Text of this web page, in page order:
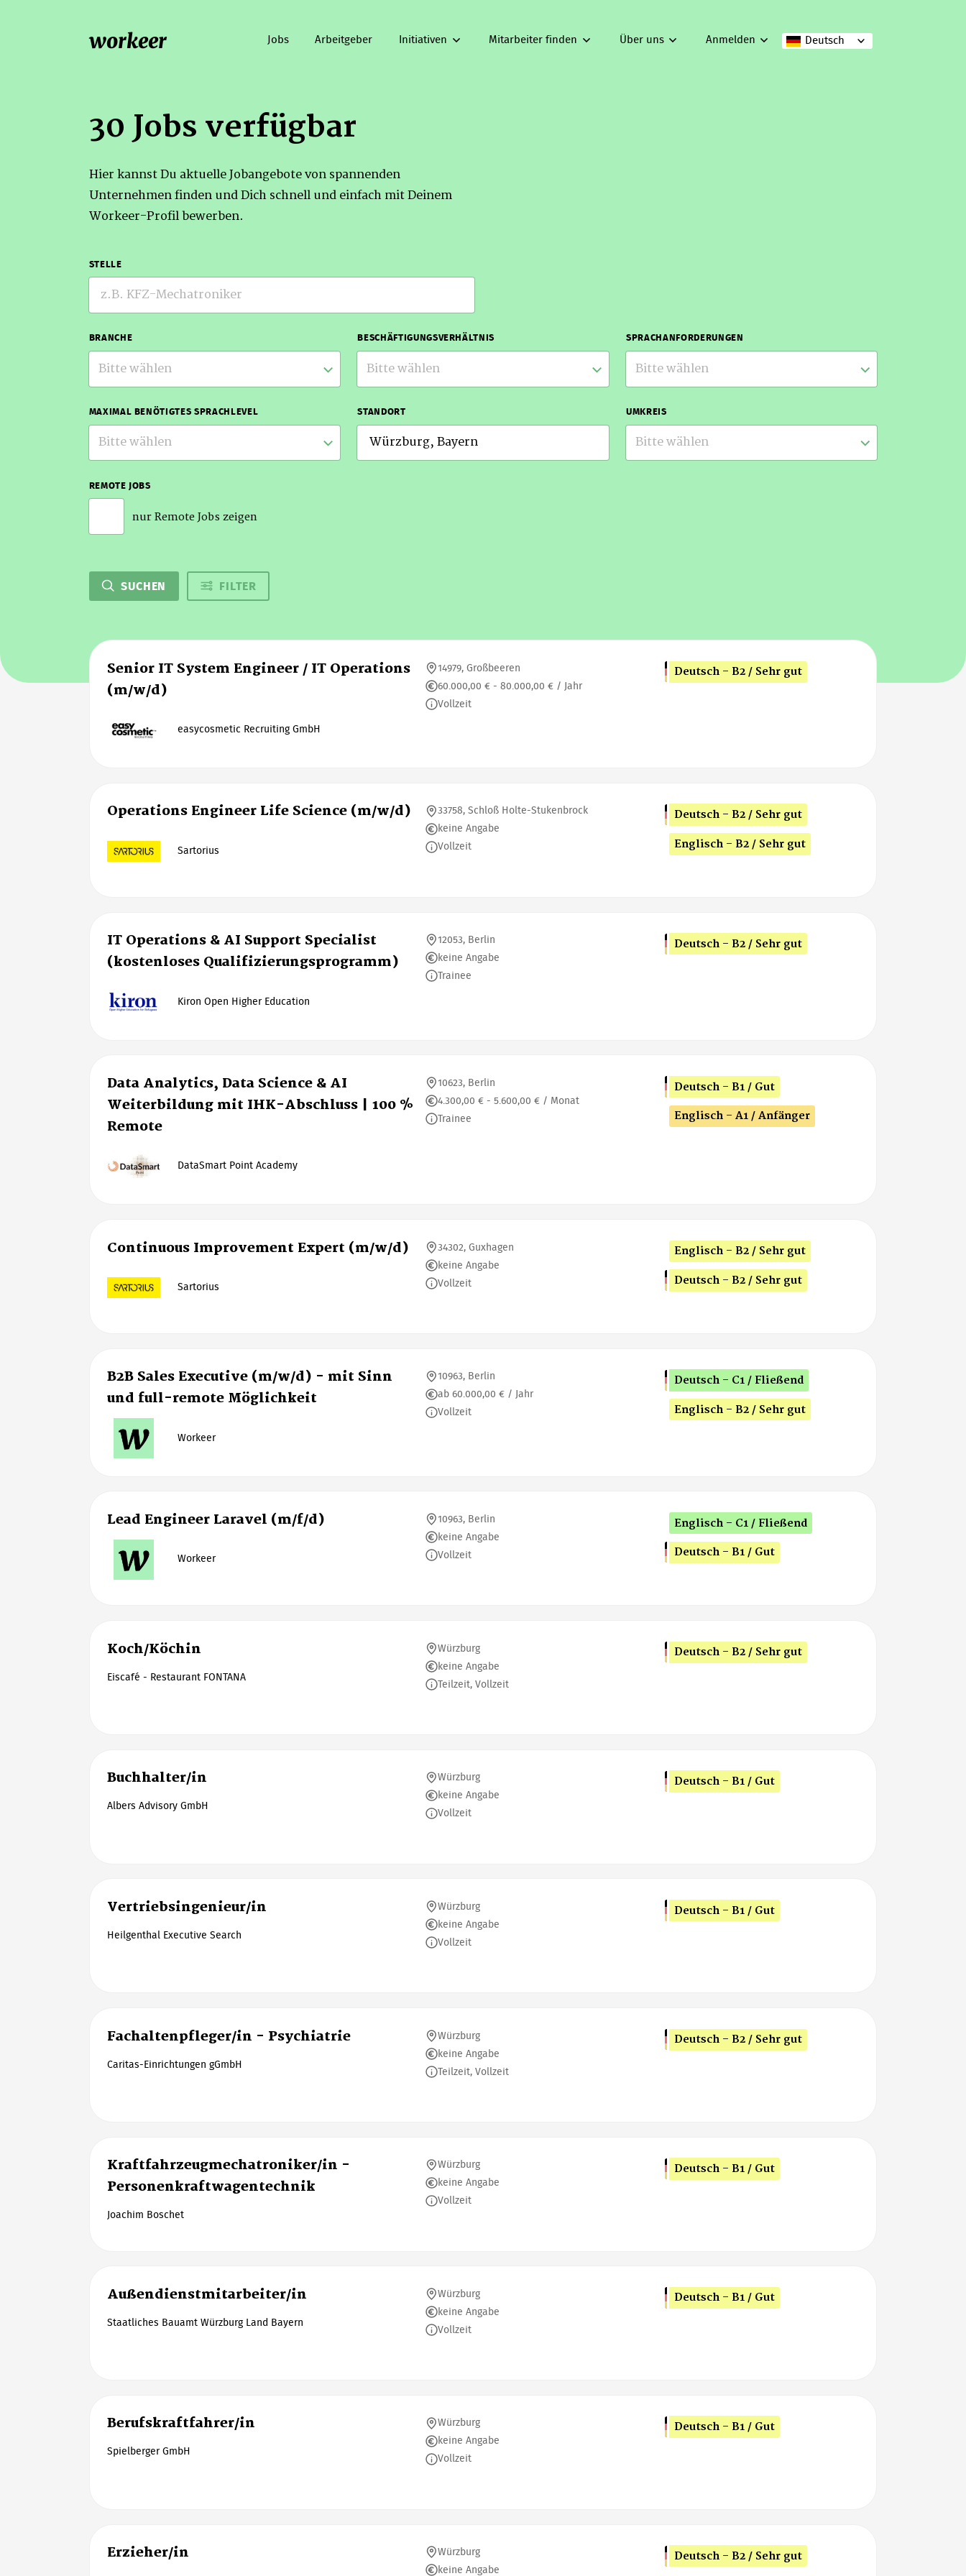
workeer Deutsch
Jobs Arbeitgeber Initiativen Mitarbeiter finden Über uns Anmelden
30 Jobs verfügbar
Hier kannst Du aktuelle Jobangebote von spannenden
Unternehmen finden und Dich schnell und einfach mit Deinem
Workeer-Profil bewerben.
STELLE
BRANCHE
Bitte wählen
BESCHÄFTIGUNGSVERHÄLTNIS
Bitte wählen
SPRACHANFORDERUNGEN
Bitte wählen
MAXIMAL BENÖTIGTES SPRACHLEVEL
Bitte wählen
STANDORT UMKREIS
Bitte wählen
REMOTE JOBS
nur Remote Jobs zeigen
SUCHEN FILTER
Senior IT System Engineer / IT Operations
(m/w/d)
easycosmetic Recruiting GmbH
14979, Großbeeren
60.000,00 € - 80.000,00 € / Jahr
Vollzeit
Deutsch - B2 / Sehr gut
Operations Engineer Life Science (m/w/d)
Sartorius
33758, Schloß Holte-Stukenbrock
keine Angabe
Vollzeit
Deutsch - B2 / Sehr gut
Englisch - B2 / Sehr gut
IT Operations & AI Support Specialist
(kostenloses Qualifizierungsprogramm)
Kiron Open Higher Education
12053, Berlin
keine Angabe
Trainee
Deutsch - B2 / Sehr gut
Data Analytics, Data Science & AI
Weiterbildung mit IHK-Abschluss | 100 %
Remote
DataSmart Point Academy
10623, Berlin
4.300,00 € - 5.600,00 € / Monat
Trainee
Deutsch - B1 / Gut
Englisch - A1 / Anfänger
Continuous Improvement Expert (m/w/d)
Sartorius
34302, Guxhagen
keine Angabe
Vollzeit
Englisch - B2 / Sehr gut
Deutsch - B2 / Sehr gut
B2B Sales Executive (m/w/d) - mit Sinn
und full-remote Möglichkeit
Workeer
10963, Berlin
ab 60.000,00 € / Jahr
Vollzeit
Deutsch - C1 / Fließend
Englisch - B2 / Sehr gut
Lead Engineer Laravel (m/f/d)
Workeer
10963, Berlin
keine Angabe
Vollzeit
Englisch - C1 / Fließend
Deutsch - B1 / Gut
Koch/Köchin
Eiscafé - Restaurant FONTANA
Würzburg
keine Angabe
Teilzeit, Vollzeit
Deutsch - B2 / Sehr gut
Buchhalter/in
Albers Advisory GmbH
Würzburg
keine Angabe
Vollzeit
Deutsch - B1 / Gut
Vertriebsingenieur/in
Heilgenthal Executive Search
Würzburg
keine Angabe
Vollzeit
Deutsch - B1 / Gut
Fachaltenpfleger/in - Psychiatrie
Caritas-Einrichtungen gGmbH
Würzburg
keine Angabe
Teilzeit, Vollzeit
Deutsch - B2 / Sehr gut
Kraftfahrzeugmechatroniker/in -
Personenkraftwagentechnik
Joachim Boschet
Würzburg
keine Angabe
Vollzeit
Deutsch - B1 / Gut
Außendienstmitarbeiter/in
Staatliches Bauamt Würzburg Land Bayern
Würzburg
keine Angabe
Vollzeit
Deutsch - B1 / Gut
Berufskraftfahrer/in
Spielberger GmbH
Würzburg
keine Angabe
Vollzeit
Deutsch - B1 / Gut
Erzieher/in
Würzburg
keine Angabe
Deutsch - B2 / Sehr gut